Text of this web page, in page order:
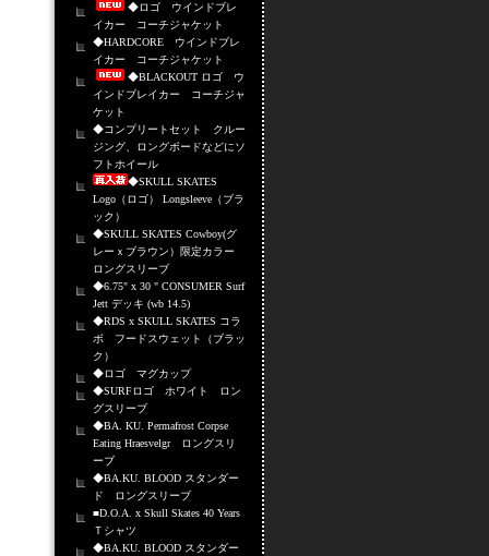
◆ロゴ ウインドブレ
イカー コーチジャケット
◆HARDCORE ウインドブレ
イカー コーチジャケット
◆BLACKOUT ロゴ ウ
インドブレイカー コーチジャ
ケット
◆コンプリートセット クルー
ジング、ロングボードなどにソ
フトホイール
◆SKULL SKATES
Logo（ロゴ） Longsleeve（ブラ
ック）
◆SKULL SKATES Cowboy(グ
レーｘブラウン）限定カラー
ロングスリーブ
◆6.75" x 30 " CONSUMER Surf
Jett デッキ (wb 14.5)
◆RDS x SKULL SKATES コラ
ボ フードスウェット（ブラッ
ク）
◆ロゴ マグカップ
◆SURFロゴ ホワイト ロン
グスリーブ
◆BA. KU. Permafrost Corpse
Eating Hraesvelgr ロングスリ
ーブ
◆BA.KU. BLOOD スタンダー
ド ロングスリーブ
■D.O.A. x Skull Skates 40 Years
Ｔシャツ
◆BA.KU. BLOOD スタンダー